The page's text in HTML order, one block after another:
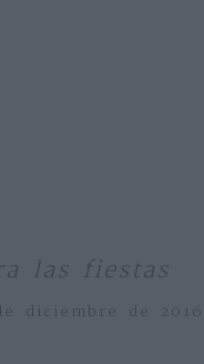
las fiestas
diciembre de 2016